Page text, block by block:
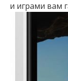
и играми вам